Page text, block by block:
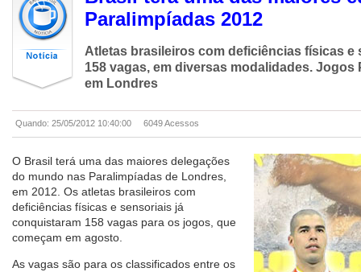
Paralimpíadas 2012
Atletas brasileiros com deficiências físicas
158 vagas, em diversas modalidades.
em Londres
Quando: 25/05/2012 10:40:00 6049 Acessos
O Brasil terá uma das maiores delegações
do mundo nas Paralimpíadas de Londres,
em 2012. Os atletas brasileiros com
deficiências físicas e sensoriais já
conquistaram 158 vagas para os jogos, que
começam em agosto.
As vagas são para os classificados entre os